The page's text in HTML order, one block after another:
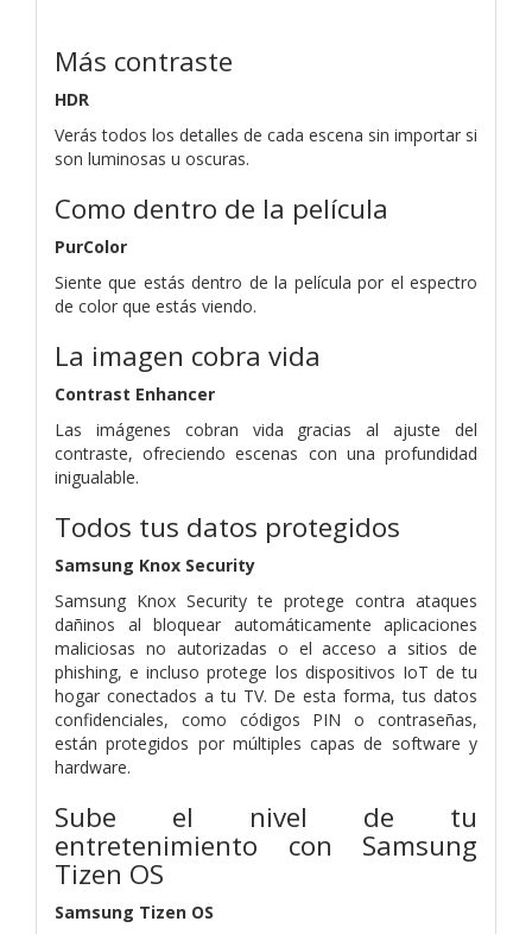
Más contraste
HDR
Verás todos los detalles de cada escena sin importar si
son luminosas u oscuras.
Como dentro de la película
PurColor
Siente que estás dentro de la película por el espectro
de color que estás viendo.
La imagen cobra vida
Contrast Enhancer
Las imágenes cobran vida gracias al ajuste del
contraste, ofreciendo escenas con una profundidad
inigualable.
Todos tus datos protegidos
Samsung Knox Security
Samsung Knox Security te protege contra ataques
dañinos al bloquear automáticamente aplicaciones
maliciosas no autorizadas o el acceso a sitios de
phishing, e incluso protege los dispositivos IoT de tu
hogar conectados a tu TV. De esta forma, tus datos
confidenciales, como códigos PIN o contraseñas,
están protegidos por múltiples capas de software y
hardware.
Sube el nivel de tu
entretenimiento con Samsung
Tizen OS
Samsung Tizen OS